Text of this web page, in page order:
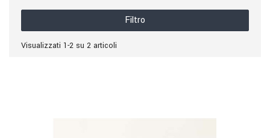
Filtro
Visualizzati 1-2 su 2 articoli